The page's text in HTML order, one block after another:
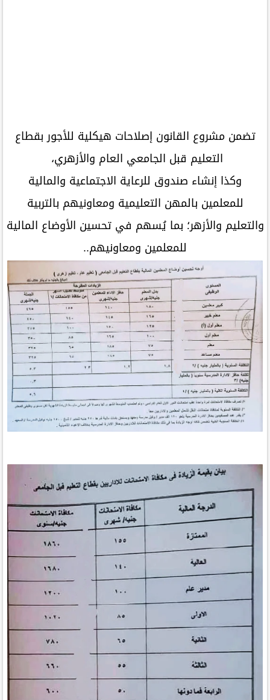
تضمن مشروع القانون إصلاحات هيكلية للأجور بقطاع
التعليم قبل الجامعي العام والأزهري،
وكذا إنشاء صندوق للرعاية الاجتماعية والمالية
للمعلمين بالمهن التعليمية ومعاونيهم بالتربية
والتعليم والأزهر؛ بما يُسهم في تحسين الأوضاع المالية
للمعلمين ومعاونيهم..